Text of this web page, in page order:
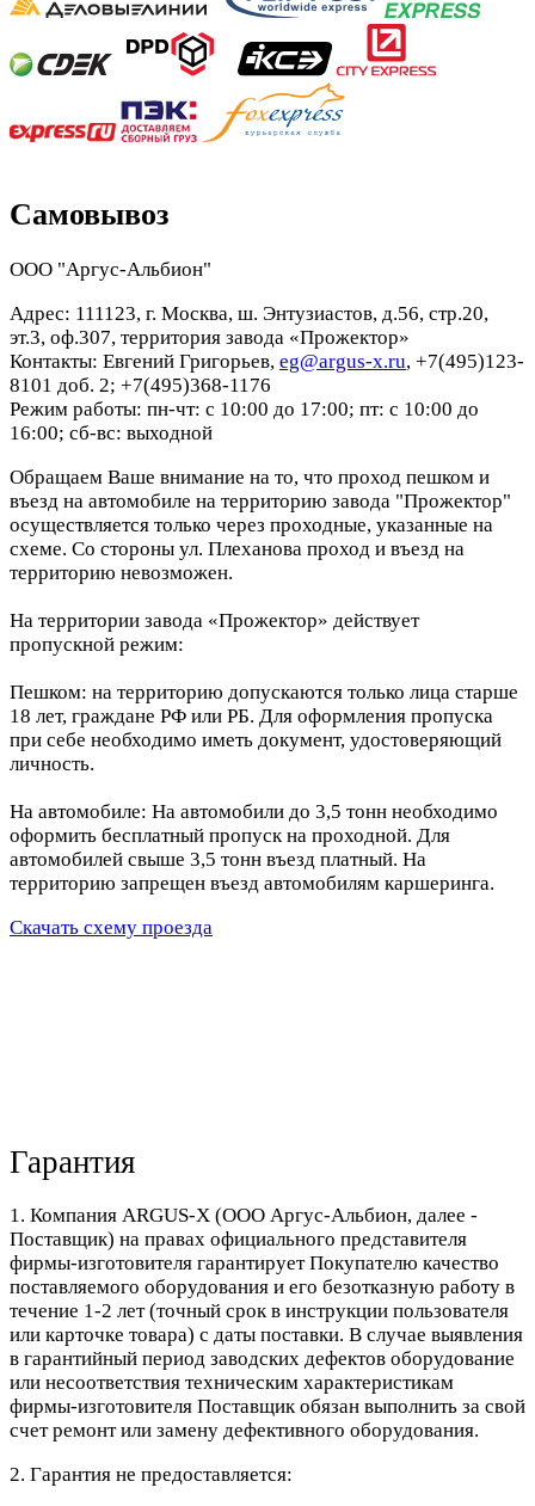
Самовывоз
ООО "Аргус-Альбион"
Адрес: 111123, г. Москва, ш. Энтузиастов, д.56, стр.20,
эт.3, оф.307, территория завода «Прожектор»
Контакты: Евгений Григорьев, eg@argus-x.ru, +7(495)123-
8101 доб. 2; +7(495)368-1176
Режим работы: пн-чт: с 10:00 до 17:00; пт: с 10:00 до
16:00; сб-вс: выходной
Обращаем Ваше внимание на то, что проход пешком и
въезд на автомобиле на территорию завода "Прожектор"
осуществляется только через проходные, указанные на
схеме. Со стороны ул. Плеханова проход и въезд на
территорию невозможен.
На территории завода «Прожектор» действует
пропускной режим:
Пешком: на территорию допускаются только лица старше
18 лет, граждане РФ или РБ. Для оформления пропуска
при себе необходимо иметь документ, удостоверяющий
личность.
На автомобиле: На автомобили до 3,5 тонн необходимо
оформить бесплатный пропуск на проходной. Для
автомобилей свыше 3,5 тонн въезд платный. На
территорию запрещен въезд автомобилям каршеринга.
Скачать схему проезда
Гарантия
1. Компания ARGUS-X (ООО Аргус-Альбион, далее -
Поставщик) на правах официального представителя
фирмы-изготовителя гарантирует Покупателю качество
поставляемого оборудования и его безотказную работу в
течение 1-2 лет (точный срок в инструкции пользователя
или карточке товара) с даты поставки. В случае выявления
в гарантийный период заводских дефектов оборудование
или несоответствия техническим характеристикам
фирмы-изготовителя Поставщик обязан выполнить за свой
счет ремонт или замену дефективного оборудования.
2. Гарантия не предоставляется: